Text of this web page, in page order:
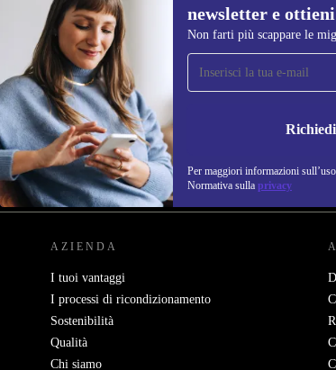
newsletter e
Non farti più scappare le
Per maggiori informazioni
Normativa sulla privacy
Iscriviti per la prima volta
newsletter e ottieni 15€ di
Non farti più scappare le migliori
REFURBED ITALIA - RETHINK NEW.
AZIENDA
I tuoi vantaggi
I processi di ricondizionamento
Sostenibilità
Qualità
Chi siamo